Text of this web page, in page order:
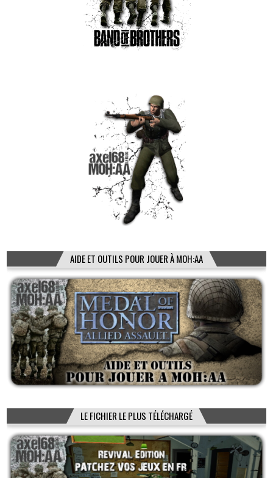
AIDE ET OUTILS POUR JOUER À MOH:AA
LE FICHIER LE PLUS TÉLÉCHARGÉ